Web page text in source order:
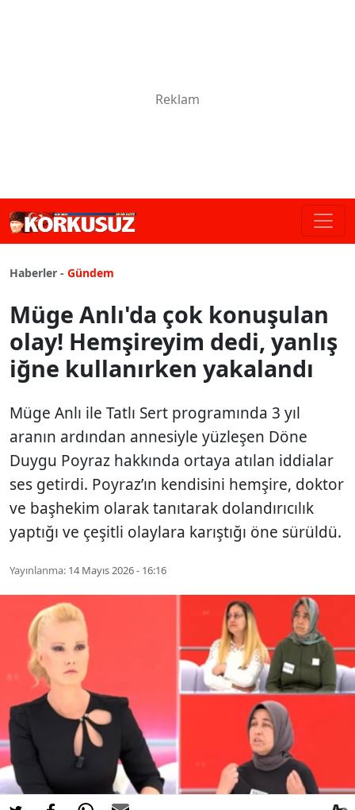
Haberler - Gündem
Müge Anlı'da çok konuşulan
olay! Hemşireyim dedi, yanlış
iğne kullanırken yakalandı
Müge Anlı ile Tatlı Sert programında 3 yıl
aranın ardından annesiyle yüzleşen Döne
Duygu Poyraz hakkında ortaya atılan iddialar
ses getirdi. Poyraz’ın kendisini hemşire, doktor
ve başhekim olarak tanıtarak dolandırıcılık
yaptığı ve çeşitli olaylara karıştığı öne sürüldü.
Yayınlanma: 14 Mayıs 2026 - 16:16